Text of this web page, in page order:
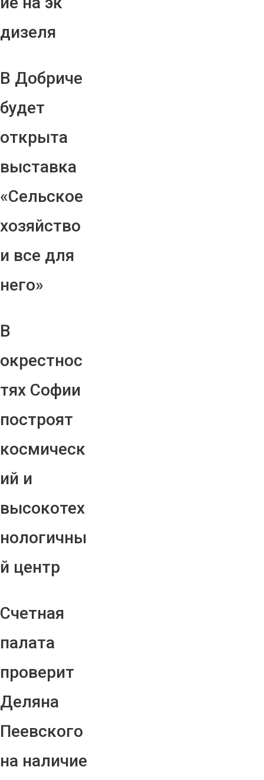
дизеля
В Добриче
будет
открыта
выставка
«Сельское
хозяйство
и все для
него»
В
окрестнос
тях Софии
построят
космическ
ий и
высокотех
нологичны
й центр
Счетная
палата
проверит
Деляна
Пеевского
на наличие